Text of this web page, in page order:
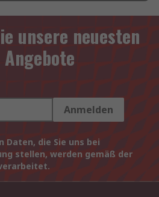
unsere neuesten
Anmelden
Daten, die Sie uns bei
stellen, werden gemäß der